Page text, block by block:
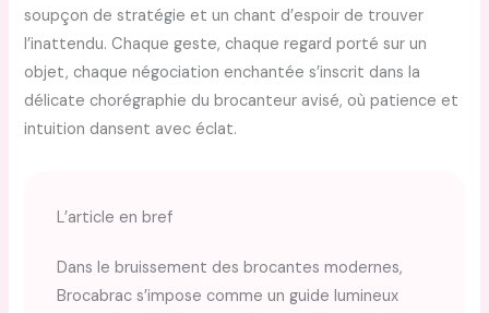
soupçon de stratégie et un chant d’espoir de trouver
l’inattendu. Chaque geste, chaque regard porté sur un
objet, chaque négociation enchantée s’inscrit dans la
délicate chorégraphie du brocanteur avisé, où patience et
intuition dansent avec éclat.
L’article en bref
Dans le bruissement des brocantes modernes,
Brocabrac s’impose comme un guide lumineux